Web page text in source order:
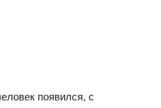
появился, с